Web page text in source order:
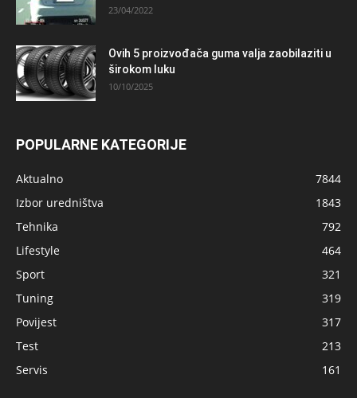
23/04/2022
Ovih 5 proizvođača guma valja zaobilaziti u
širokom luku
10/10/2025
POPULARNE KATEGORIJE
Aktualno
7844
Izbor uredništva
1843
Tehnika
792
Lifestyle
464
Sport
321
Tuning
319
Povijest
317
Test
213
Servis
161